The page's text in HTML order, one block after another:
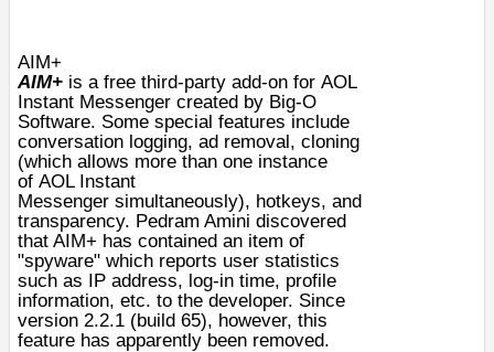
AIM+
AIM+ is a free third-party add-on for AOL
Instant Messenger created by Big-O
Software. Some special features include
conversation logging, ad removal, cloning
(which allows more than one instance
of AOL Instant
Messenger simultaneously), hotkeys, and
transparency. Pedram Amini discovered
that AIM+ has contained an item of
"spyware" which reports user statistics
such as IP address, log-in time, profile
information, etc. to the developer. Since
version 2.2.1 (build 65), however, this
feature has apparently been removed.